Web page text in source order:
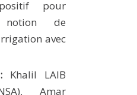
pour
de
avec
Khalil LAIB
Amar